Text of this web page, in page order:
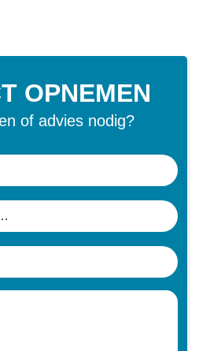
OPNEMEN
of advies nodig?